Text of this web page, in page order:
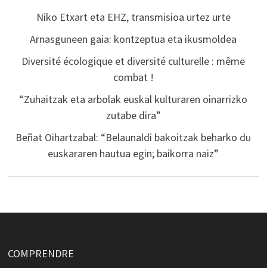
Niko Etxart eta EHZ, transmisioa urtez urte
Arnasguneen gaia: kontzeptua eta ikusmoldea
Diversité écologique et diversité culturelle : même
combat !
“Zuhaitzak eta arbolak euskal kulturaren oinarrizko
zutabe dira”
Beñat Oihartzabal: “Belaunaldi bakoitzak beharko du
euskararen hautua egin; baikorra naiz”
COMPRENDRE